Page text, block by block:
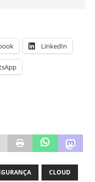
LinkedIn
CLOUD